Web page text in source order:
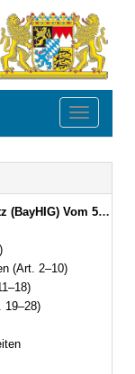
Toggle
BayRS 2210-1-3-WK (Art. 1–132)
(Art. 2–10)
19–28)